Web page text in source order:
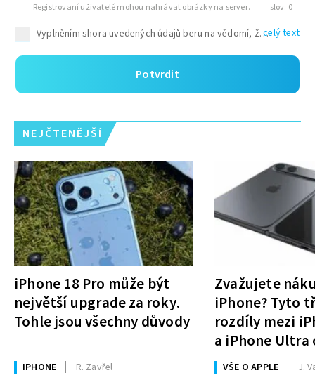
Registrovaní uživatelé mohou nahrávat obrázky na server. 0
celý text
Potvrdit
NEJČTENĚJŠÍ
iPhone 18 Pro může být
největší upgrade za roky.
Tohle jsou všechny důvody
IPHONE R. Zavřel
Zvažujete
iPhone? Tyto
rozdíly mezi
a iPhone Ultra
rozhodnutí
VŠE O APPLE J.